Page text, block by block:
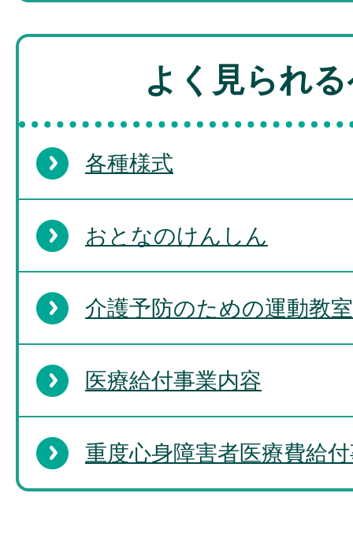
よく見られ
各種様式
おとなのけんしん
介護予防のための運動教室
医療給付事業内容
重度心身障害者医療費給